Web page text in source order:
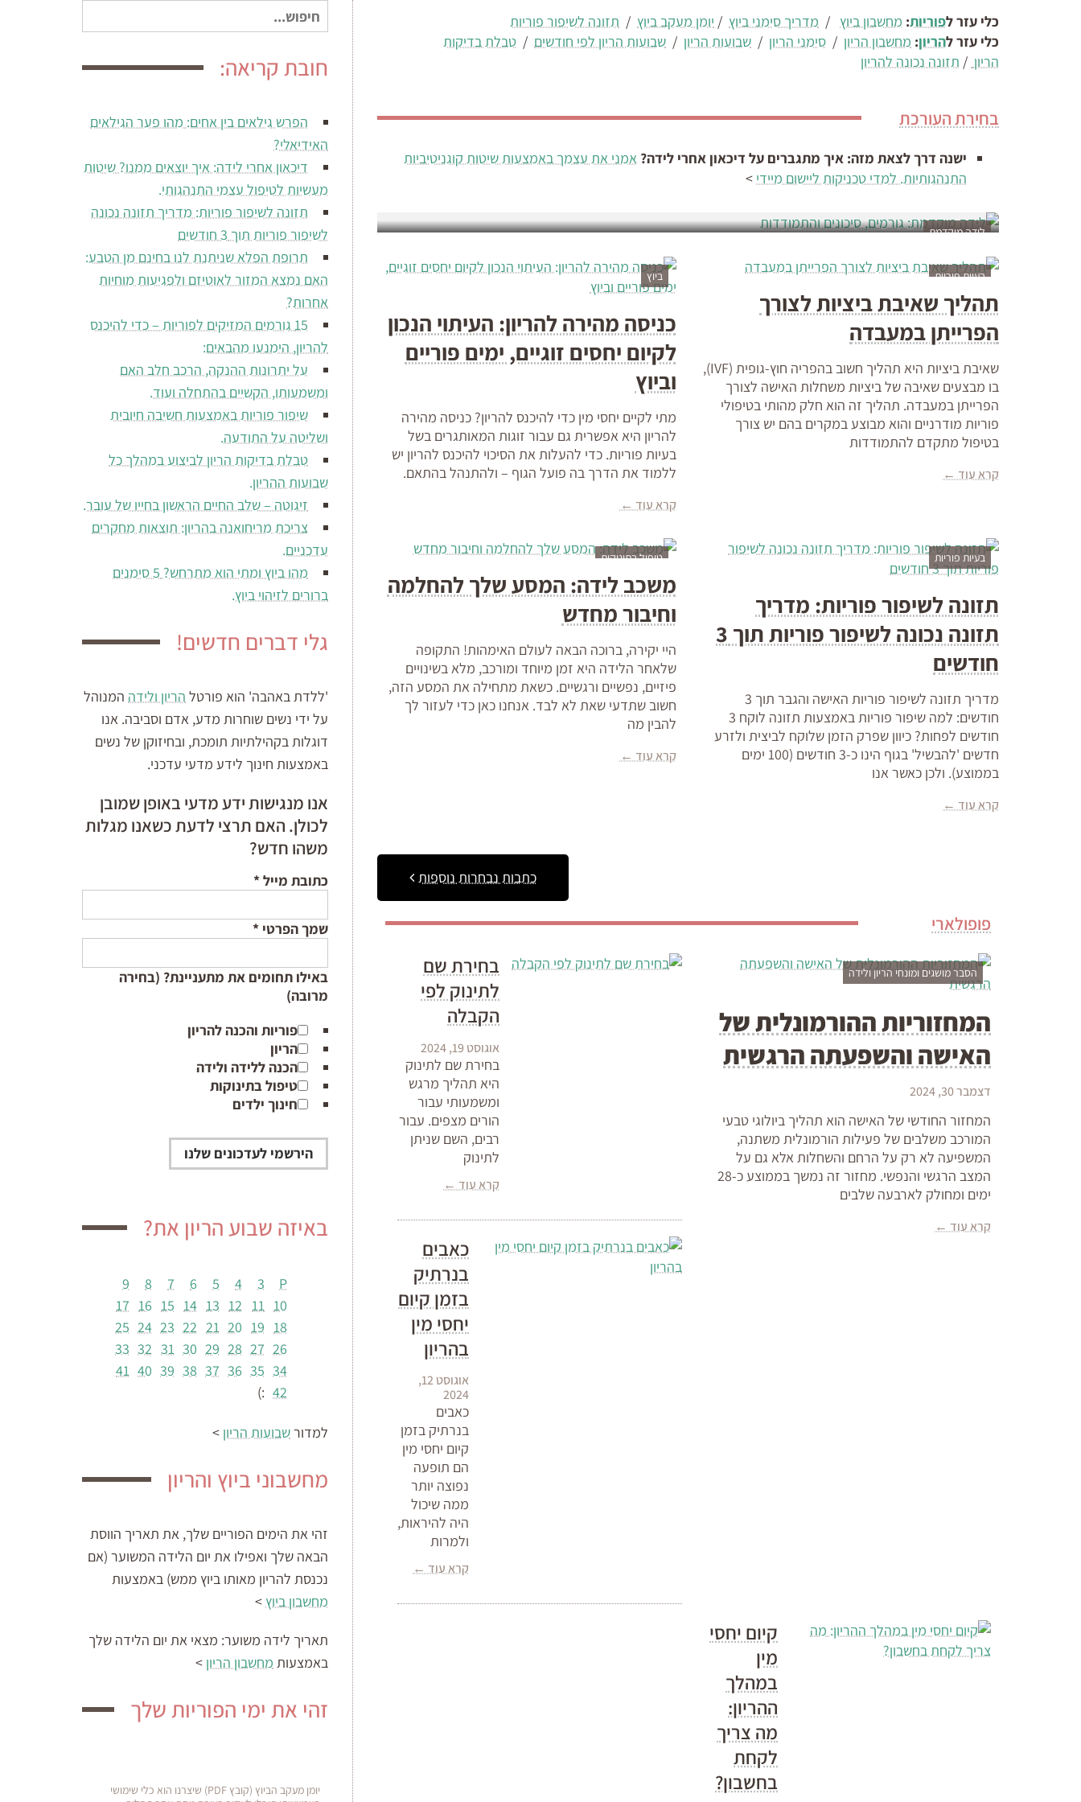
כלי עזר לפוריות: מחשבון ביוץ / מדריך סימני ביוץ / יומן מעקב ביוץ / תזונה לשיפור פוריות
כלי עזר להריון: מחשבון הריון / סימני הריון / שבועות הריון / שבועות הריון לפי חודשים / טבלת בדיקות
הריון / תזונה נכונה להריון
בחירת העורכת
ישנה דרך לצאת מזה: איך מתגברים על דיכאון אחרי לידה? אמני את עצמך באמצעות שיטות קוגניטיביות
התנהגותיות. למדי טכניקות ליישום מיידי >
לידה מוקדמת
לידה מוקדמת: גורמים, סיכונים והתמודדות
בעיות פוריות
תהליך שאיבת ביציות לצורך
הפרייתן במעבדה
שאיבת ביציות היא תהליך חשוב בהפריה חוץ-גופית (IVF),
בו מבצעים שאיבה של ביציות משחלות האישה לצורך
הפרייתן במעבדה. תהליך זה הוא חלק מהותי בטיפולי
פוריות מודרניים והוא מבוצע במקרים בהם יש צורך
בטיפול מתקדם להתמודדות
קרא עוד ←
ביוץ
כניסה מהירה להריון: העיתוי הנכון
לקיום יחסים זוגיים, ימים פוריים
וביוץ
מתי לקיים יחסי מין כדי להיכנס להריון? כניסה מהירה
להריון היא אפשרית גם עבור זוגות המאותגרים בשל
בעיות פוריות. כדי להעלות את הסיכוי להיכנס להריון יש
ללמוד את הדרך בה פועל הגוף – ולהתנהל בהתאם.
קרא עוד ←
בעיות פוריות
תזונה לשיפור פוריות: מדריך
תזונה נכונה לשיפור פוריות תוך 3
חודשים
מדריך תזונה לשיפור פוריות האישה והגבר תוך 3
חודשים: למה שיפור פוריות באמצעות תזונה לוקח 3
חודשים לפחות? כיוון שפרק הזמן שלוקח לביצית ולזרע
חדשים 'להבשיל' בגוף הינו כ-3 חודשים (100 ימים
בממוצע). ולכן כאשר אנו
קרא עוד ←
טיפול בתינוקות
משכב לידה: המסע שלך להחלמה
וחיבור מחדש
היי יקירה, ברוכה הבאה לעולם האימהות! התקופה
שלאחר הלידה היא זמן מיוחד ומורכב, מלא בשינויים
פיזיים, נפשיים ורגשיים. כשאת מתחילה את המסע הזה,
חשוב שתדעי שאת לא לבד. אנחנו כאן כדי לעזור לך
להבין מה
קרא עוד ←
כתבות נבחרות נוספות
פופולארי
הסבר מושגים ומונחי הריון ולידה
המחזוריות ההורמונלית של
האישה והשפעתה הרגשית
דצמבר 30, 2024
המחזור החודשי של האישה הוא תהליך ביולוגי טבעי
המורכב משלבים של פעילות הורמונלית משתנה,
המשפיעה לא רק על הרחם והשחלות אלא גם על
המצב הרגשי והנפשי. מחזור זה נמשך בממוצע כ-28
ימים ומחולק לארבעה שלבים
קרא עוד ←
בחירת שם
לתינוק לפי
הקבלה
אוגוסט 19, 2024
בחירת שם לתינוק
היא תהליך מרגש
ומשמעותי עבור
הורים מצפים. עבור
רבים, השם שניתן
לתינוק
קרא עוד ←
כאבים
בנרתיק
בזמן קיום
יחסי מין
בהריון
אוגוסט 12,
2024
כאבים
בנרתיק בזמן
קיום יחסי מין
הם תופעה
נפוצה יותר
ממה שיכול
היה להיראות,
ולמרות
קרא עוד ←
קיום יחסי
מין
במהלך
ההריון:
מה צריך
לקחת
בחשבון?
חיפוש
עבור:
חובת קריאה:
הפרש גילאים בין אחים: מהו פער הגילאים
האידיאלי?
דיכאון אחרי לידה: איך יוצאים ממנו? שיטות
מעשיות לטיפול עצמי התנהגותי.
תזונה לשיפור פוריות: מדריך תזונה נכונה
לשיפור פוריות תוך 3 חודשים
תרופת הפלא שניתנת לנו בחינם מן הטבע:
האם נמצא המזור לאוטיזם ולפגיעות מוחיות
אחרות?
15 גורמים המזיקים לפוריות – כדי להיכנס
להריון, הימנעו מהבאים:
על יתרונות ההנקה, הרכב חלב האם
ומשמעותו, הקשיים בהתחלה ועוד.
שיפור פוריות באמצעות חשיבה חיובית
ושליטה על התודעה.
טבלת בדיקות הריון לביצוע במהלך כל
שבועות ההריון.
זיגוטה – שלב החיים הראשון בחייו של עובר.
צריכת מריחואנה בהריון: תוצאות מחקרים
עדכניים.
מהו ביוץ ומתי הוא מתרחש? 5 סימנים
ברורים לזיהוי ביוץ.
גלי דברים חדשים!
'ללדת באהבה' הוא פורטל הריון ולידה המנוהל
על ידי נשים שוחרות מדע, אדם וסביבה. אנו
דוגלות בקהילתיות תומכת, ובחיזוקן של נשים
באמצעות חינוך לידע מדעי עדכני.
אנו מנגישות ידע מדעי באופן שמובן
לכולן. האם תרצי לדעת כשאנו מגלות
משהו חדש?
כתובת מייל*
שמך הפרטי *
באילו תחומים את מתעניינת? (בחירה
מרובה)
פוריות והכנה להריון
הריון
הכנה ללידה ולידה
טיפול בתינוקות
חינוך ילדים
באיזה שבוע הריון את?
P
3
4
5
6
7
8
9
10
11
12
13
14
15
16
17
18
19
20
21
22
23
24
25
26
27
28
29
30
31
32
33
34
35
36
37
38
39
40
41
42
:)
למדורשבועות הריון >
מחשבוני ביוץ והריון
זהי את הימים הפוריים שלך, את תאריך הווסת
הבאה שלך ואפילו את יום הלידה המשוער (אם
נכנסת להריון מאותו ביוץ ממש) באמצעות
מחשבון ביוץ >
תאריך לידה משוער: מצאי את יום הלידה שלך
באמצעות מחשבון הריון >
זהי את ימי הפוריות שלך
יומן מעקב הביוץ (קובץ PDF) שיצרנו הוא כלי שימושי